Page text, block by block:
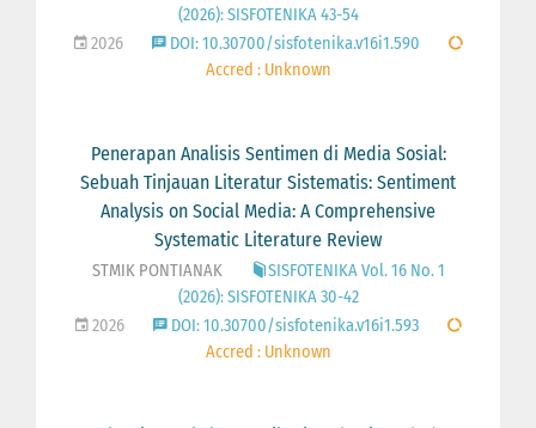
(2026): SISFOTENIKA 43-54
2026
DOI: 10.30700/sisfotenika.v16i1.590
Accred : Unknown
Penerapan Analisis Sentimen di Media Sosial:
Sebuah Tinjauan Literatur Sistematis: Sentiment
Analysis on Social Media: A Comprehensive
Systematic Literature Review
STMIK PONTIANAK
SISFOTENIKA Vol. 16 No. 1
(2026): SISFOTENIKA 30-42
2026
DOI: 10.30700/sisfotenika.v16i1.593
Accred : Unknown